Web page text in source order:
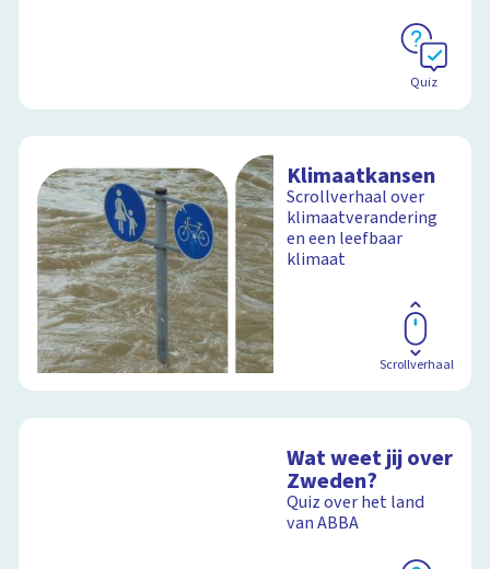
Quiz
Klimaatkansen
Scrollverhaal over
klimaatverandering
en een leefbaar
klimaat
Scrollverhaal
Wat weet jij over
Zweden?
Quiz over het land
van ABBA